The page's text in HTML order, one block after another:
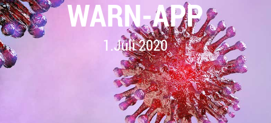
WARN-APP
1.Juli 2020